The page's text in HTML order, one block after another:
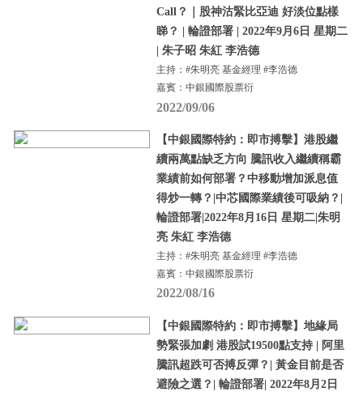
Call？｜股神沽緊比亞迪 好淡位點樣
睇？ | 輪證部署 | 2022年9月6日 星期二
| 朱子昭 朱紅 李浩德
主持：#朱明亮 基金經理 #李浩德
嘉賓：中銀國際股票衍
2022/09/06
【中銀國際特約：即市搏擊】港股繼
續兩萬點缺乏方向 騰訊收入繼續稱霸
業績前如何部署？中移動增加派息值
得炒一轉？|中芯國際業績後可吸納？|
輪證部署|2022年8月16日 星期二|朱明
亮 朱紅 李浩德
主持：#朱明亮 基金經理 #李浩德
嘉賓：中銀國際股票衍
2022/08/16
【中銀國際特約：即市搏擊】地緣局
勢緊張加劇 港股試19500點支持 | 阿里
騰訊超跌可否搏反彈？| 黃金目前是否
避險之選？| 輪證部署| 2022年8月2日